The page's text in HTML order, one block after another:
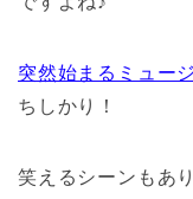
突然始まるミュー
ちしかり！
笑えるシーンもあ